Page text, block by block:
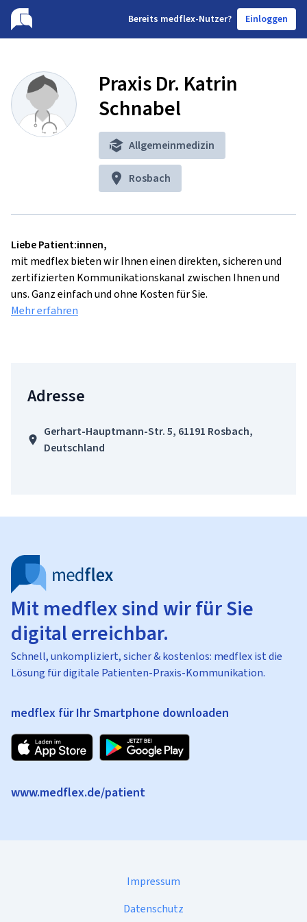
Bereits medflex-Nutzer? Einloggen
Praxis Dr. Katrin
Schnabel
Allgemeinmedizin
Rosbach
Liebe Patient:innen,
mit medflex bieten wir Ihnen einen direkten, sicheren und
zertifizierten Kommunikationskanal zwischen Ihnen und
uns. Ganz einfach und ohne Kosten für Sie.
Mehr erfahren
Adresse
Gerhart-Hauptmann-Str. 5, 61191 Rosbach,
Deutschland
Mit medflex sind wir für Sie
digital erreichbar.
Schnell, unkompliziert, sicher & kostenlos: medflex ist die
Lösung für digitale Patienten-Praxis-Kommunikation.
medflex für Ihr Smartphone downloaden
www.medflex.de/patient
Impressum
Datenschutz